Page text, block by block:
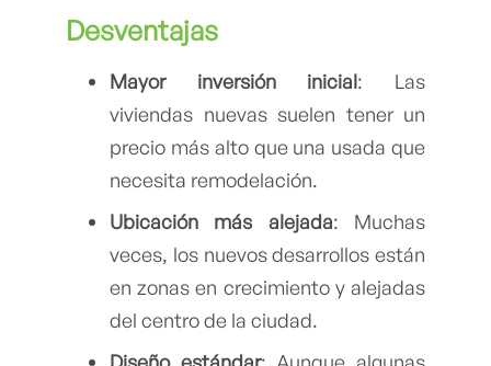
Desventajas
Mayor inversión inicial: Las
viviendas nuevas suelen tener un
precio más alto que una usada que
necesita remodelación.
Ubicación más alejada: Muchas
veces, los nuevos desarrollos están
en zonas en crecimiento y alejadas
del centro de la ciudad.